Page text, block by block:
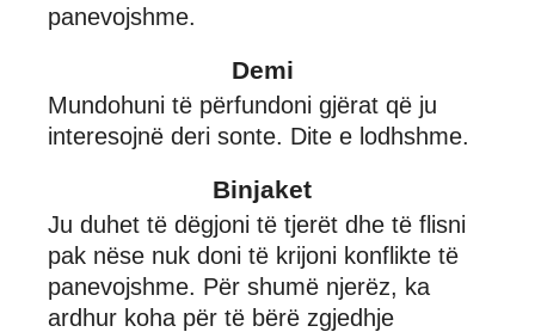
panevojshme.
Demi
Mundohuni të përfundoni gjërat që ju
interesojnë deri sonte. Dite e lodhshme.
Binjaket
Ju duhet të dëgjoni të tjerët dhe të flisni
pak nëse nuk doni të krijoni konflikte të
panevojshme. Për shumë njerëz, ka
ardhur koha për të bërë zgjedhje